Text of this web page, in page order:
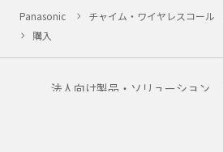
Panasonic チャイム・ワイヤレスコール
購入
法人向け製品・ソリューション